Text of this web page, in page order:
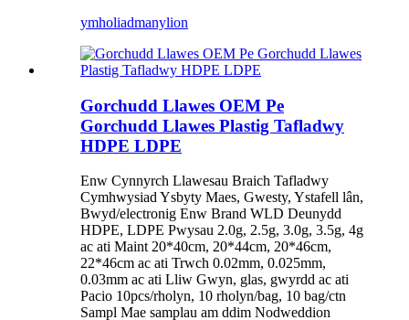
ymholiadmanylion
Gorchudd Llawes OEM Pe
Gorchudd Llawes Plastig Tafladwy
HDPE LDPE
Enw Cynnyrch Llawesau Braich Tafladwy
Cymhwysiad Ysbyty Maes, Gwesty, Ystafell lân,
Bwyd/electronig Enw Brand WLD Deunydd
HDPE, LDPE Pwysau 2.0g, 2.5g, 3.0g, 3.5g, 4g
ac ati Maint 20*40cm, 20*44cm, 20*46cm,
22*46cm ac ati Trwch 0.02mm, 0.025mm,
0.03mm ac ati Lliw Gwyn, glas, gwyrdd ac ati
Pacio 10pcs/rholyn, 10 rholyn/bag, 10 bag/ctn
Sampl Mae samplau am ddim Nodweddion